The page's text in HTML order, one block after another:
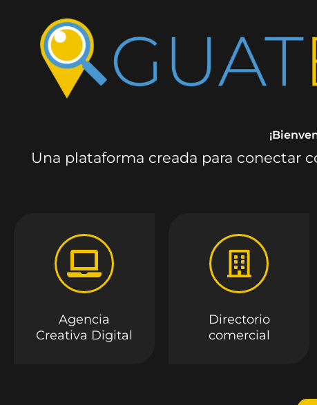
Una plataforma creada para conectar
Agencia
Creativa Digital
Directorio
comercial